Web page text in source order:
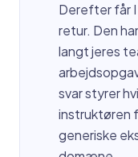
Derefter får
retur. Den
langt jeres
svar styrer
instruktøren
generiske